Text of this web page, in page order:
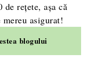
de rețete, așa că
asigurat!
blogului